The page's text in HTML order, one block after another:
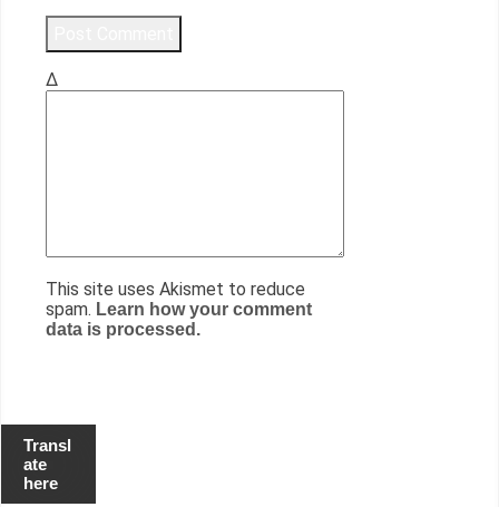
Δ
This site uses Akismet to reduce
spam. Learn how your comment
data is processed.
Transl
ate
here